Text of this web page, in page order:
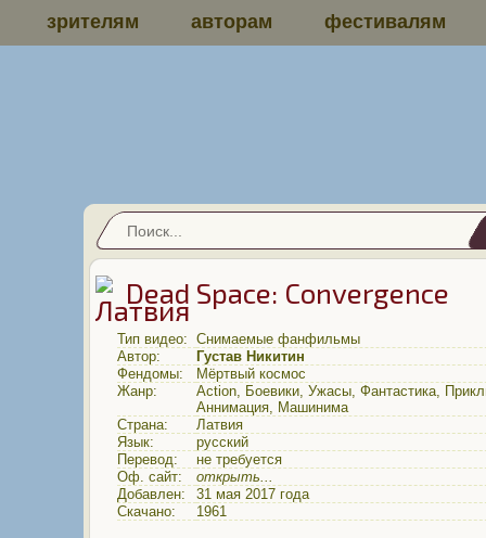
зрителям авторам фестивалям
Dead Space: Convergence
Тип видео: Снимаемые фанфильмы
Автор:
Густав Никитин
Фендомы:
Мёртвый космос
Жанр:
Action, Боевики, Ужасы, Фантастика,
Аннимация, Машинима
Страна:
Латвия
Язык:
русский
Перевод:
не требуется
Оф. сайт:
открыть...
Добавлен:
31 мая 2017 года
Скачано:
1961